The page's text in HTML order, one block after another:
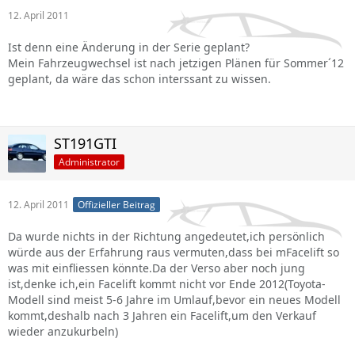
12. April 2011
Ist denn eine Änderung in der Serie geplant?
Mein Fahrzeugwechsel ist nach jetzigen Plänen für Sommer´12
geplant, da wäre das schon interssant zu wissen.
ST191GTI
Administrator
12. April 2011 Offizieller Beitrag
Da wurde nichts in der Richtung angedeutet,ich persönlich
würde aus der Erfahrung raus vermuten,dass bei mFacelift so
was mit einfliessen könnte.Da der Verso aber noch jung
ist,denke ich,ein Facelift kommt nicht vor Ende 2012(Toyota-
Modell sind meist 5-6 Jahre im Umlauf,bevor ein neues Modell
kommt,deshalb nach 3 Jahren ein Facelift,um den Verkauf
wieder anzukurbeln)